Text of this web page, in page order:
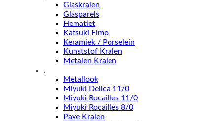
Glaskralen
Glasparels
Hematiet
Katsuki Fimo
Keramiek / Porselein
Kunststof Kralen
Metalen Kralen
.
Metallook
Miyuki Delica 11/0
Miyuki Rocailles 11/0
Miyuki Rocailles 8/0
Pave Kralen